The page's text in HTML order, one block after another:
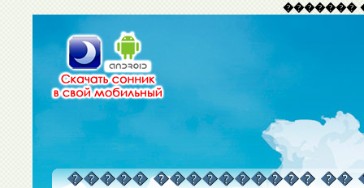
�������
����� ���������� ��